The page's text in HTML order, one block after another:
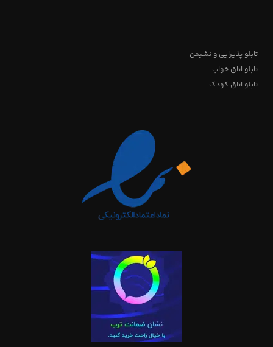
تابلو پذیرایی و نشیمن
تابلو اتاق خواب
تابلو اتاق کودک